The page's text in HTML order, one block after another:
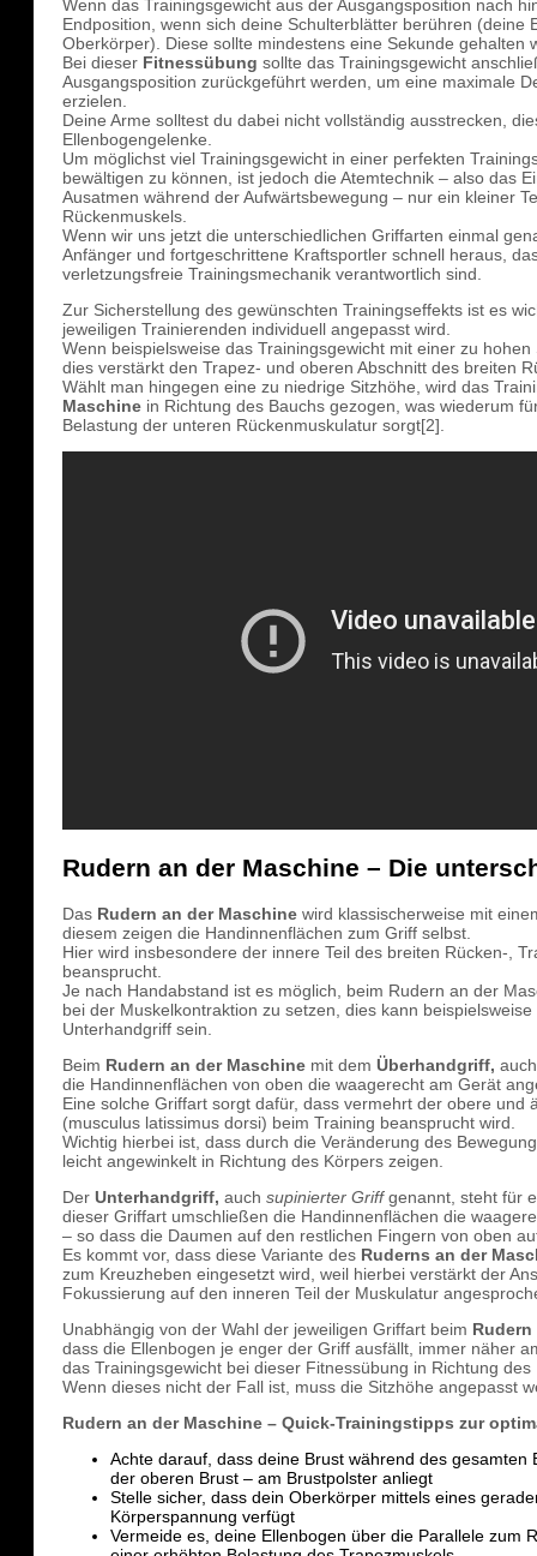
Wenn das Trainingsgewicht aus der Ausgangsposition nach
Endposition, wenn sich deine Schulterblätter berühren (deine
Oberkörper). Diese sollte mindestens eine Sekunde gehalten
Bei dieser Fitnessübung sollte das Trainingsgewicht
Ausgangsposition zurückgeführt werden, um eine maximale
erzielen.
Deine Arme solltest du dabei nicht vollständig ausstrecken,
Ellenbogengelenke.
Um möglichst viel Trainingsgewicht in einer perfekten
bewältigen zu können, ist jedoch die Atemtechnik – also das
Ausatmen während der Aufwärtsbewegung – nur ein kleiner
Rückenmuskels.
Wenn wir uns jetzt die unterschiedlichen Griffarten einmal
Anfänger und fortgeschrittene Kraftsportler schnell heraus,
verletzungsfreie Trainingsmechanik verantwortlich sind.
Zur Sicherstellung des gewünschten Trainingseffekts ist es
jeweiligen Trainierenden individuell angepasst wird.
Wenn beispielsweise das Trainingsgewicht mit einer zu
dies verstärkt den Trapez- und oberen Abschnitt des breiten
Wählt man hingegen eine zu niedrige Sitzhöhe, wird das
Maschinein Richtung des Bauchs gezogen, was wiederum
Belastung der unteren Rückenmuskulatur sorgt[2].
Rudern an der Maschine – Die
Das Rudern an der Maschinewird klassischerweise mit
diesem zeigen die Handinnenflächen zum Griff selbst.
Hier wird insbesondere der innere Teil des breiten Rücken-,
beansprucht.
Je nach Handabstand ist es möglich, beim Rudern an der
bei der Muskelkontraktion zu setzen, dies kann
Unterhandgriff sein.
Beim Rudern an der Maschinemit dem Überhandgriff,
die Handinnenflächen von oben die waagerecht am Gerät
Eine solche Griffart sorgt dafür, dass vermehrt der obere und
(musculus latissimus dorsi) beim Training beansprucht wird.
Wichtig hierbei ist, dass durch die Veränderung des
leicht angewinkelt in Richtung des Körpers zeigen.
Der Unterhandgriff, auch supinierter Griffgenannt, steht für
dieser Griffart umschließen die Handinnenflächen die
– so dass die Daumen auf den restlichen Fingern von oben
Es kommt vor, dass diese Variante des Ruderns an der
zum Kreuzheben eingesetzt wird, weil hierbei verstärkt der
Fokussierung auf den inneren Teil der Muskulatur
Unabhängig von der Wahl der jeweiligen Griffart beim
dass die Ellenbogen je enger der Griff ausfällt, immer näher
das Trainingsgewicht bei dieser Fitnessübung in Richtung
Wenn dieses nicht der Fall ist, muss die Sitzhöhe angepasst
Rudern an der Maschine – Quick-Trainingstipps zur
Achte darauf, dass deine Brust während des gesamten
der oberen Brust – am Brustpolster anliegt
Stelle sicher, dass dein Oberkörper mittels eines
Körperspannung verfügt
Vermeide es, deine Ellenbogen über die Parallele zum